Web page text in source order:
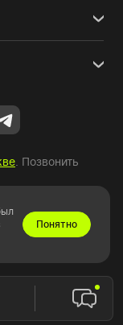
. Позвонить
Понятно